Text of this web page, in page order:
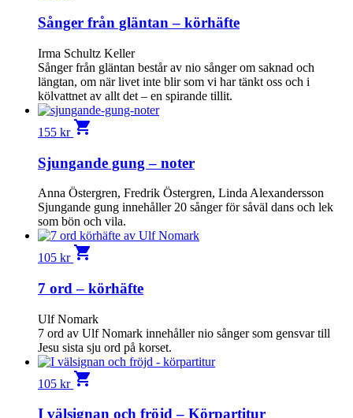
Sånger från gläntan – körhäfte
Irma Schultz Keller
Sånger från gläntan består av nio sånger om saknad och
längtan, om när livet inte blir som vi har tänkt oss och i
kölvattnet av allt det – en spirande tillit.
155 kr shopping_cart
Sjungande gung – noter
Anna Östergren, Fredrik Östergren, Linda Alexandersson
Sjungande gung innehåller 20 sånger för såväl dans och lek
som bön och vila.
105 kr shopping_cart
7 ord – körhäfte
Ulf Nomark
7 ord av Ulf Nomark innehåller nio sånger som gensvar till
Jesu sista sju ord på korset.
105 kr shopping_cart
I välsignan och fröjd – Körpartitur